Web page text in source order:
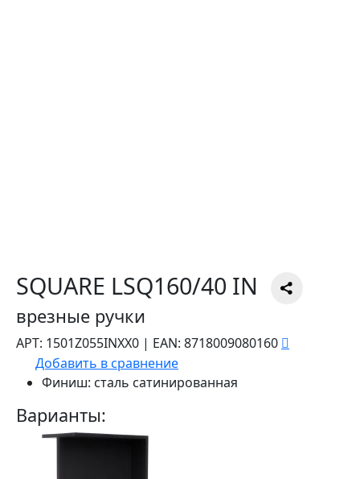
SQUARE LSQ160/40 IN
врезные ручки
АРТ: 1501Z055INXX0 | EAN: 8718009080160
Добавить в сравнение
Финиш: сталь сатинированная
Варианты: